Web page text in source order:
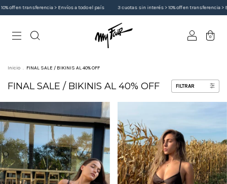
> Envíos a todo el país 3 cuotas sin interés > 10% off en transferencia > Envíos a todo
0
Inicio . FINAL SALE / BIKINIS AL 40% OFF
FINAL SALE / BIKINIS AL 40% OFF FILTRAR